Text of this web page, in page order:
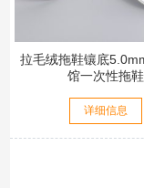
拉毛绒拖鞋镶底
馆一次性拖鞋
详细信息